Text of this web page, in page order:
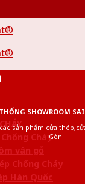
SHOWROOM
sản phẩm cửa
Gòn
Cháy
vân gỗ
Chống Cháy
Hàn Quốc